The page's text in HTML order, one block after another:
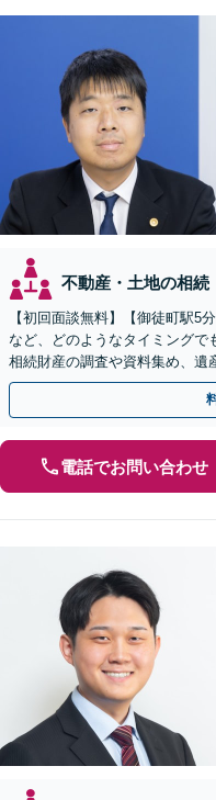
不動産・土地の相続
【初回面談無料】【御徒町駅5
など、どのようなタイミングで
相続財産の調査や資料集め、遺
遺言書作成など、幅広く対応し
電話でお問い合わせ